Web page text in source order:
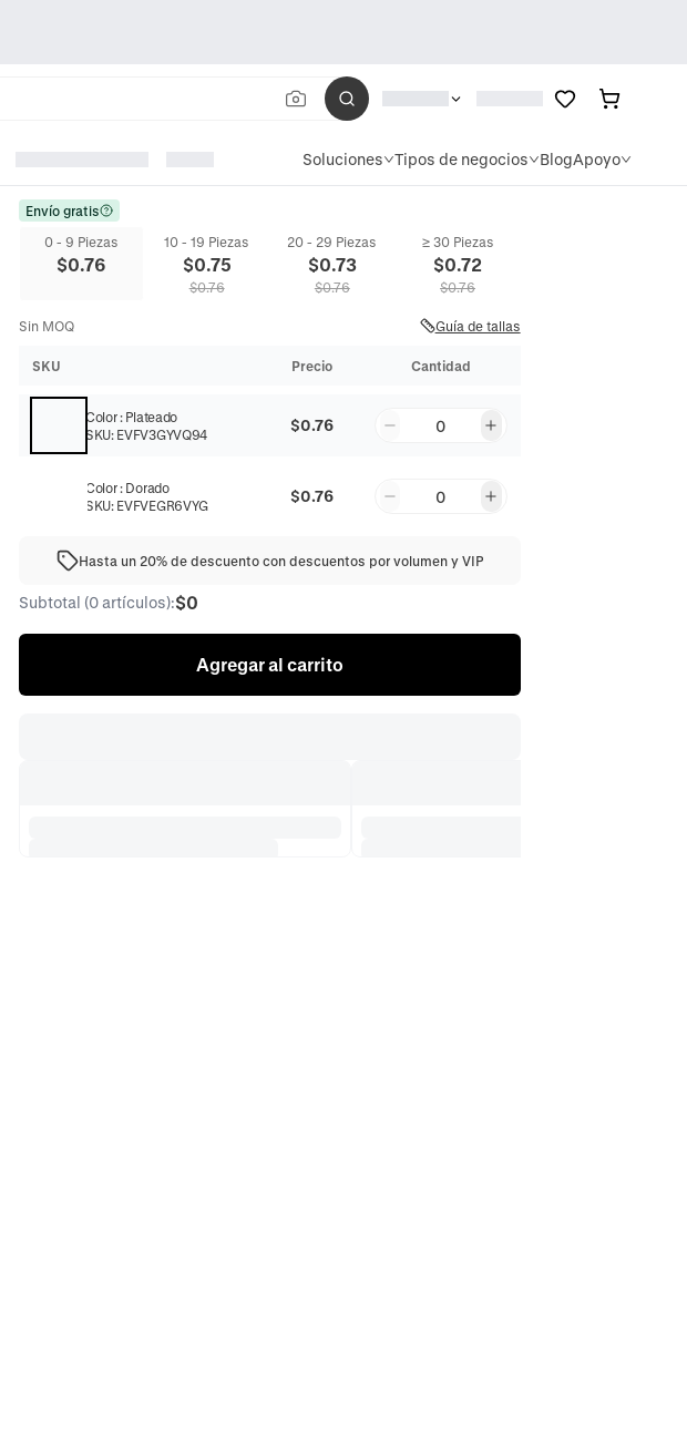
Soluciones Tipos de negocios BlogApoyo
Envío gratis
0 - 9 Piezas
$0.76
10 - 19 Piezas
$0.75
$0.76
20 - 29 Piezas
$0.73
$0.76
≥ 30 Piezas
$0.72
$0.76
Sin MOQ Guía de tallas
SKU Precio Cantidad
Color: Plateado
SKU: EVFV3GYVQ94 $0.76 0
Color: Dorado
SKU: EVFVEGR6VYG $0.76 0
Hasta un 20% de descuento con descuentos por volumen y VIP
Subtotal (0 artículos):$0
Agregar al carrito